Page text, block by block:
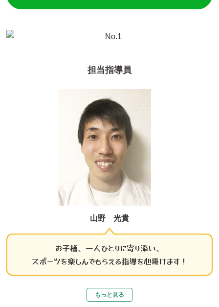
担当指導員
山野 光貴
お子様、一人ひとりに寄り添い、
スポーツを楽しんでもらえる指導を心掛けます！
もっと見る